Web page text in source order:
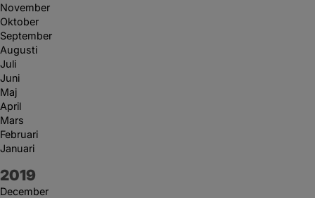
November
Oktober
September
Augusti
Juli
Juni
Maj
April
Mars
Februari
Januari
År:
2019
December